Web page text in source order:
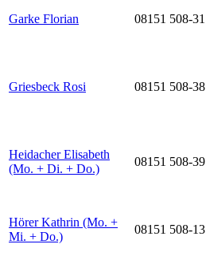
Garke Florian 08151 508-31
Griesbeck Rosi 08151 508-38
Heidacher Elisabeth
(Mo. + Di. + Do.)
08151 508-39
Hörer Kathrin (Mo. +
Mi. + Do.)
08151 508-13